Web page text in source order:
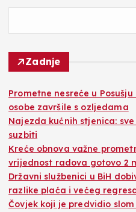
Zadnje
Prometne nesreće u
osobe završile s ozljedama
Najezda kućnih stjenica:
suzbiti
Kreće obnova važne
vrijednost radova gotovo 2
Državni službenici u BiH
razlike plaća i većeg
Čovjek koji je predvidio